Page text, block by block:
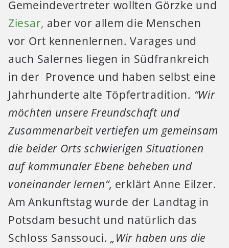
Gemeindevertreter wollten Görzke und
Ziesar, aber vor allem die Menschen
vor Ort kennenlernen. Varages und
auch Salernes liegen in Südfrankreich
in der Provence und haben selbst eine
Jahrhunderte alte Töpfertradition. “Wir
möchten unsere Freundschaft und
Zusammenarbeit vertiefen um gemeinsam
die beider Orts schwierigen Situationen
auf kommunaler Ebene beheben und
voneinander lernen“, erklärt Anne Eilzer.
Am Ankunftstag wurde der Landtag in
Potsdam besucht und natürlich das
Schloss Sanssouci.„Wir haben uns die